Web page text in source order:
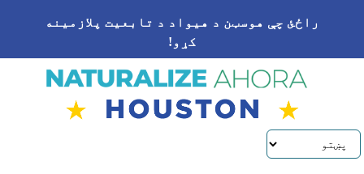
راځئ چې هوسټن د هیواد د تابعیت پلازمینه
کړو!